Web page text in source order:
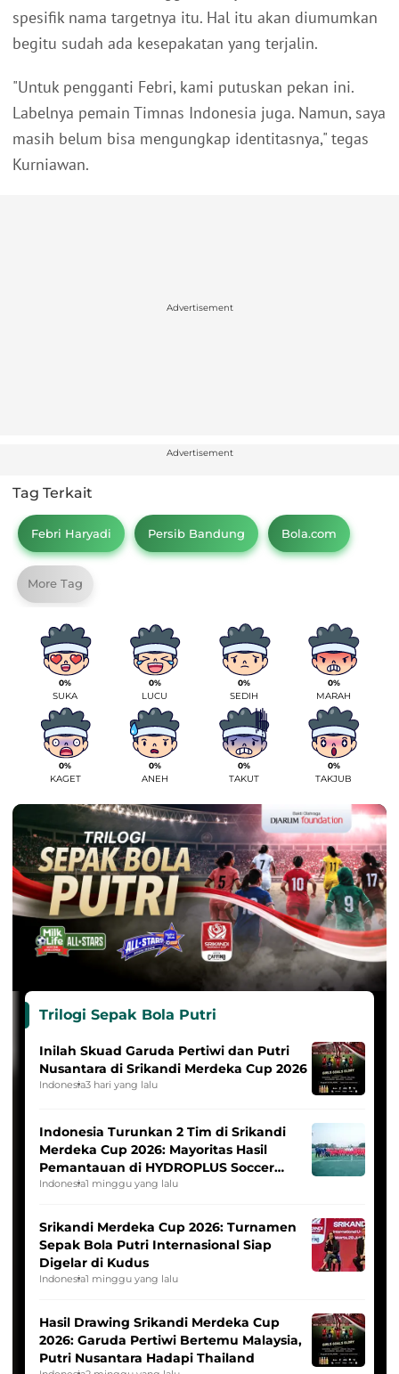
spesifik nama targetnya itu. Hal itu akan diumumkan
begitu sudah ada kesepakatan yang terjalin.
"Untuk pengganti Febri, kami putuskan pekan ini.
Labelnya pemain Timnas Indonesia juga. Namun, saya
masih belum bisa mengungkap identitasnya," tegas
Kurniawan.
Advertisement
Advertisement
Tag Terkait
Febri Haryadi Persib Bandung Bola.com
More Tag
0%
SUKA
0%
LUCU
0%
SEDIH
0%
MARAH
0%
KAGET
0%
ANEH
0%
TAKUT
0%
TAKJUB
Trilogi Sepak Bola Putri
Inilah Skuad Garuda Pertiwi dan Putri
Nusantara di Srikandi Merdeka Cup 2026
Indonesia3 hari yang lalu
Indonesia Turunkan 2 Tim di Srikandi
Merdeka Cup 2026: Mayoritas Hasil
Pemantauan di HYDROPLUS Soccer
League
Indonesia1 minggu yang lalu
Srikandi Merdeka Cup 2026: Turnamen
Sepak Bola Putri Internasional Siap
Digelar di Kudus
Indonesia1 minggu yang lalu
Hasil Drawing Srikandi Merdeka Cup
2026: Garuda Pertiwi Bertemu Malaysia,
Putri Nusantara Hadapi Thailand